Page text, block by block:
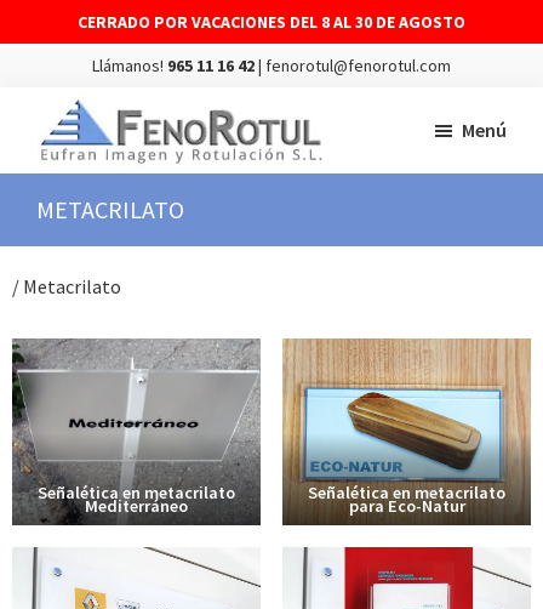
CERRADO POR VACACIONES DEL 8 AL 30 DE AGOSTO
Llámanos! 965 11 16 42| fenorotul@fenorotul.com
contenido
principal
pie
página
FENOROTUL
y
montaje
de
y
Menú
METACRILATO
/ Metacrilato
Señalética en metacrilato
Mediterráneo
Señalética en metacrilato
para Eco-Natur